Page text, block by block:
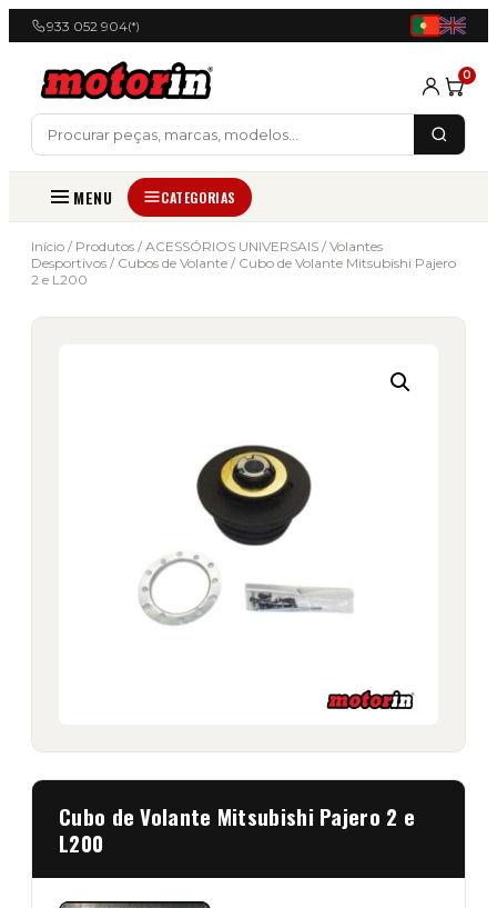
933 052 904(*)
0
MENU CATEGORIAS
Início / Produtos / ACESSÓRIOS UNIVERSAIS / Volantes
Desportivos / Cubos de Volante / Cubo de Volante Mitsubishi Pajero
2 e L200
Cubo de Volante Mitsubishi Pajero 2 e
L200